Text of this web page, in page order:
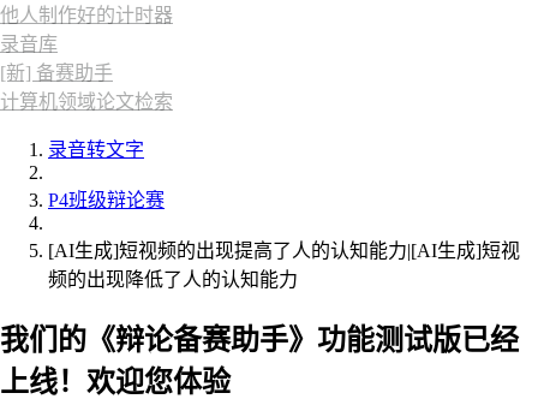
他人制作好的计时器
录音库
[新] 备赛助手
计算机领域论文检索
录音转文字
P4班级辩论赛
[AI生成]短视频的出现提高了人的认知能力|[AI生成]短视
频的出现降低了人的认知能力
我们的《辩论备赛助手》功能测试版已经
上线！欢迎您体验